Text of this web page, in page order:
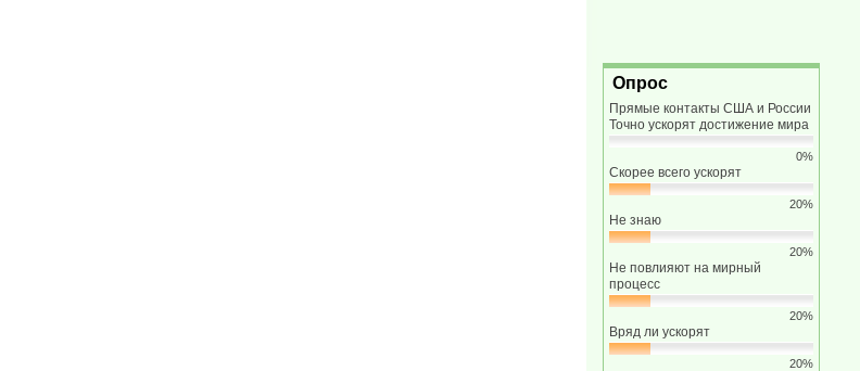
Опрос
Прямые контакты США и России
Точно ускорят достижение мира
0%
Скорее всего ускорят
20%
Не знаю
20%
Не повлияют на мирный
процесс
20%
Вряд ли ускорят
20%